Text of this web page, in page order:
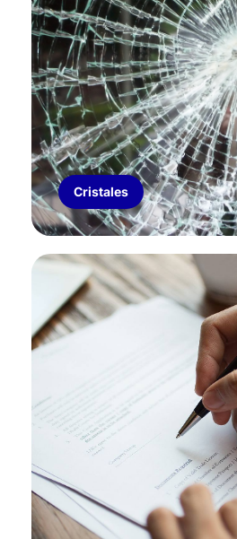
CRISTALES, VIDRIOS Y
Cobertura para cristales de
comercios e industrias.
Cristales
Cobertura para obras y
privados, cumplimiento de
de actividad o profesión,
oferta, fondo de reparo,